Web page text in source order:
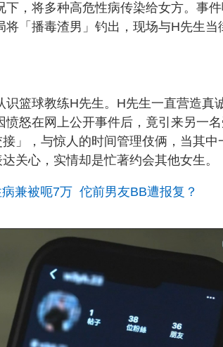
，将多种高危性病传染给女方。事
「播毒渣男」钓出，现场与H先生当
篮球教练H先生。H先生一直营造真
怒在网上公开事件后，竟引来另一
」，与惊人的时间管理伎俩，当其中
关心，实情却是忙著约会其他女生。
兼被呃7万 佗前男友BB遭报复？